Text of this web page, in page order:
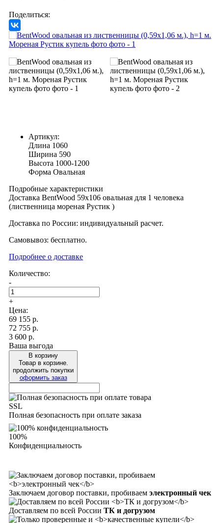
Поделиться:
Артикул:
Длина 1060
Ширина 590
Высота 1000-1200
Форма Овальная
Подробные характеристики
Доставка BentWood 59х106 овальная для 1 человека
(лиственница мореная Рустик )
Доставка по России: индивидуальный расчет.
Самовывоз: бесплатно.
Подробнее о доставке
Количество:
-
+
Цена:
69 155 р.
72 755 р.
3 600 р.
Ваша выгода
В корзину
Товар в корзине.
продолжить покупки
оформить заказ
SSL
Полная безопасность при оплате заказа
100%
Конфиденциальность
Заключаем договор поставки, пробиваем электронный чек
Доставляем по всей России ТК и догрузом